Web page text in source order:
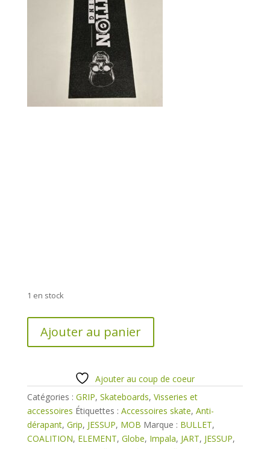
1 en stock
largeur
9"
Ajouter au panier
Ajouter au coup de coeur
Catégories : GRIP, Skateboards, Visseries et
accessoires Étiquettes : Accessoires skate, Anti-
dérapant, Grip, JESSUP, MOB Marque : BULLET,
COALITION, ELEMENT, Globe, Impala, JART, JESSUP,